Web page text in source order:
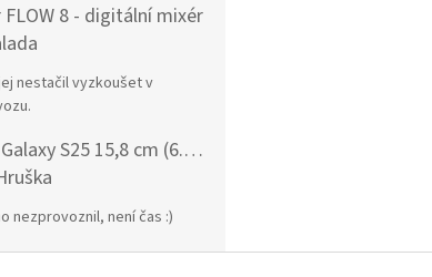
FLOW 8 - digitální mixér
je 5 z 5 hvězdiček.
nestačil vyzkoušet v
Samsung Galaxy S25 15,8 cm (6.2") Dual SIM Android 15 5G USB typu C 12 GB 256 GB 4000 mAh Námořnická modrá
je 1 z 5 hvězdiček.
nezprovoznil, není čas :)